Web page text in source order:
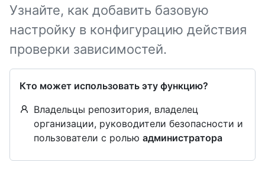
Узнайте, как добавить базовую
настройку в конфигурацию действия
проверки зависимостей.
Кто может использовать эту функцию?
Владельцы репозитория, владелец
организации, руководители безопасности и
пользователи с ролью администратора